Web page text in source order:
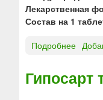
Лекарственная
Состав на 1
Подробнее
П